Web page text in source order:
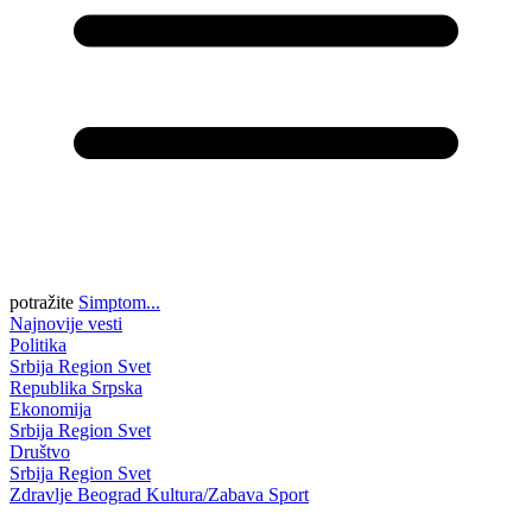
potražite Simptom...
Najnovije vesti
Politika
Srbija Region Svet
Republika Srpska
Ekonomija
Srbija Region Svet
Društvo
Srbija Region Svet
Zdravlje Beograd Kultura/Zabava Sport